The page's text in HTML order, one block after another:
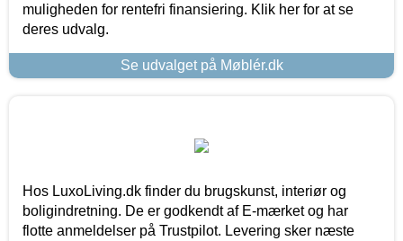
muligheden for rentefri finansiering. Klik her for at se
deres udvalg.
Se udvalget på Møblér.dk
Hos LuxoLiving.dk finder du brugskunst, interiør og
boligindretning. De er godkendt af E-mærket og har
flotte anmeldelser på Trustpilot. Levering sker næste